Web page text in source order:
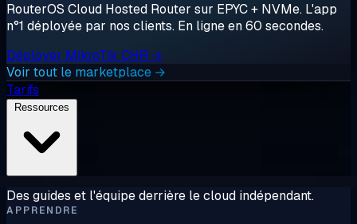
RouterOS Cloud Hosted Router sur EPYC + NVMe. L'app
n°1 déployée par nos clients. En ligne en 60 secondes.
Déployer MikroTik CHR →
Voir tout le marketplace →
Tarifs
Des guides et l'équipe derrière le cloud indépendant.
APPRENDRE